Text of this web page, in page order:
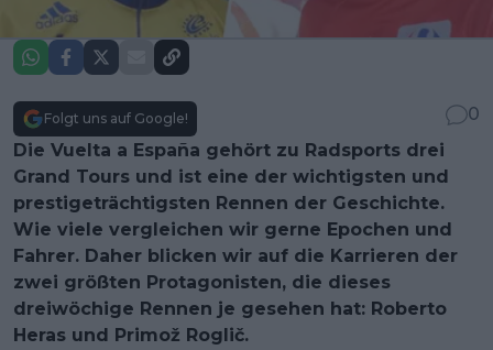
Folgt uns auf Google!
0
Die Vuelta a España gehört zu Radsports drei
Grand Tours und ist eine der wichtigsten und
prestigeträchtigsten Rennen der Geschichte.
Wie viele vergleichen wir gerne Epochen und
Fahrer. Daher blicken wir auf die Karrieren der
zwei größten Protagonisten, die dieses
dreiwöchige Rennen je gesehen hat: Roberto
Heras und Primož Roglič.